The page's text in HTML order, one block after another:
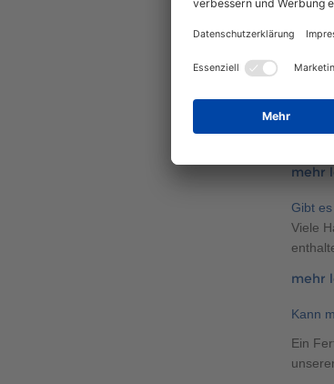
Ein
mehr
mehr
Gibt
Viele
mehr
Kann
Ein